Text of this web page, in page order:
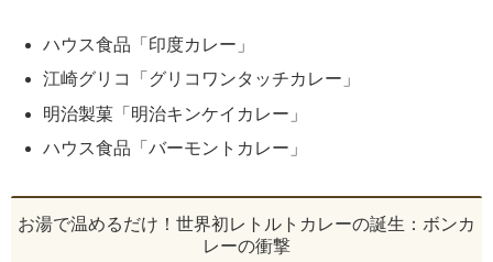
ハウス食品「印度カレー」
江崎グリコ「グリコワンタッチカレー」
明治製菓「明治キンケイカレー」
ハウス食品「バーモントカレー」
お湯で温めるだけ！世界初レトルトカレーの誕生：ボンカ
レーの衝撃